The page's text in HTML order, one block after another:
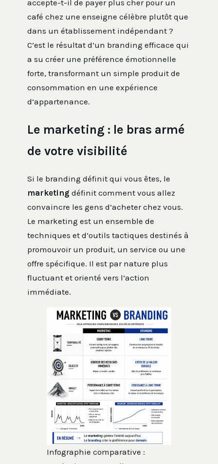
accepte-t-il de payer plus cher pour un
café chez une enseigne célèbre plutôt que
dans un établissement indépendant ?
C’est le résultat d’un branding efficace qui
a su créer une préférence émotionnelle
forte, transformant un simple produit de
consommation en une expérience
d’appartenance.
Le marketing : le bras armé
de votre visibilité
Si le branding définit qui vous êtes, le
marketing définit comment vous allez
convaincre les gens d’acheter chez vous.
Le marketing est un ensemble de
techniques et d’outils tactiques destinés à
promouvoir un produit, un service ou une
offre spécifique. Il est par nature plus
fluctuant et orienté vers l’action
immédiate.
Infographie comparative :